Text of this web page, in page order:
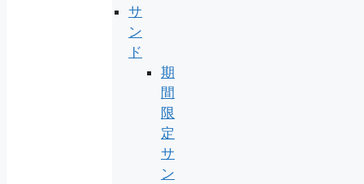
サ
ン
ド
期
間
限
定
サ
ン